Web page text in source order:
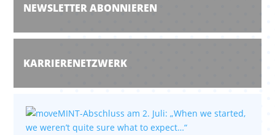
NEWSLETTER ABONNIEREN
KARRIERENETZWERK